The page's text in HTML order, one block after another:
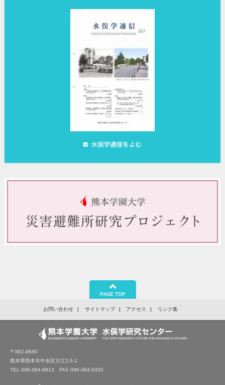
お問い合わせ サイトマップ アクセス リンク集
〒862-8680
熊本県熊本市中央区大江2-5-1
TEL 096-364-8913 FAX 096-364-5320